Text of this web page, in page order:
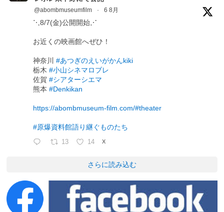
@abombmuseumfilm · 6 8月
⋱8/7(金)公開開始⋰
お近くの映画館へぜひ！
神奈川#あつぎのえいがかんkiki
栃木#小山シネマロブレ
佐賀#シアターシエマ
熊本#Denkikan
https://abombmuseum-film.com/#theater
#原爆資料館語り継ぐものたち
13 14 X
さらに読み込む